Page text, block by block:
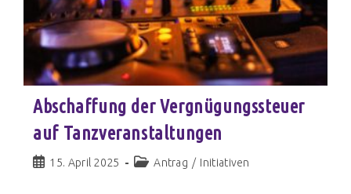
Abschaffung der Vergnügungssteuer
auf Tanzveranstaltungen
15. April 2025 Antrag / Initiativen